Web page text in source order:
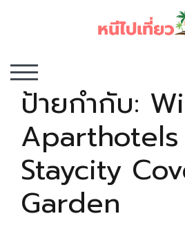
TOGGLE MOBILE MENU
ป้ายกำกับ:
Staycity
Garden